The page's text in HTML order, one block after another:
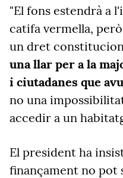
"El fons estendrà a
catifa vermella,
un dret
una llar per a la
i ciutadanes que
no una
accedir a un
El president ha
finançament no pot